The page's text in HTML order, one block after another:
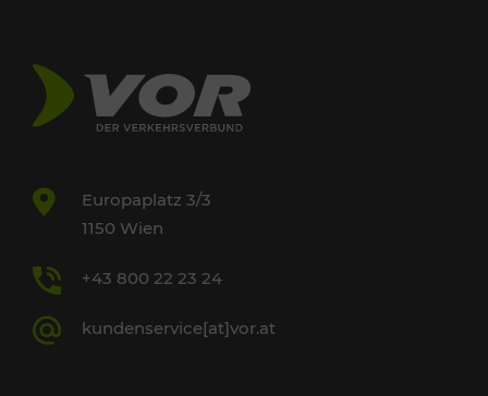
Europaplatz 3/3
1150 Wien
+43 800 22 23 24
kundenservice[at]vor.at